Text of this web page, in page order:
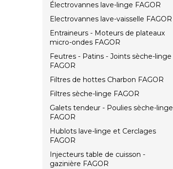
Électrovannes lave-linge FAGOR
Electrovannes lave-vaisselle FAGOR
Entraineurs - Moteurs de plateaux
micro-ondes FAGOR
Feutres - Patins - Joints sèche-linge
FAGOR
Filtres de hottes Charbon FAGOR
Filtres sèche-linge FAGOR
Galets tendeur - Poulies sèche-linge
FAGOR
Hublots lave-linge et Cerclages
FAGOR
Injecteurs table de cuisson -
gazinière FAGOR